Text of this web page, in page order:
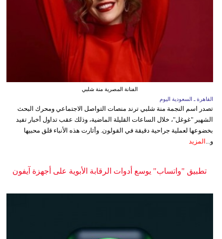
الفنانة المصرية منة شلبي
القاهرة ـ السعودية اليوم
تصدر اسم النجمة منة شلبي ترند منصات التواصل الاجتماعي ومحرك البحث
الشهير "غوغل"، خلال الساعات القليلة الماضية، وذلك عقب تداول أخبار تفيد
بخضوعها لعملية جراحية دقيقة في القولون. وأثارت هذه الأنباء قلق محبيها
و... المزيد
تطبيق "واتساب" يوسع أدوات الرقابة الأبوية على أجهزة آيفون